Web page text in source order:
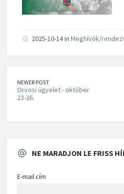
2025-10-14 in Meghívók/
NEWER POST
Orvosi ügyelet - október
23-26.
NE MARADJON LE FRISS
E-mail cím